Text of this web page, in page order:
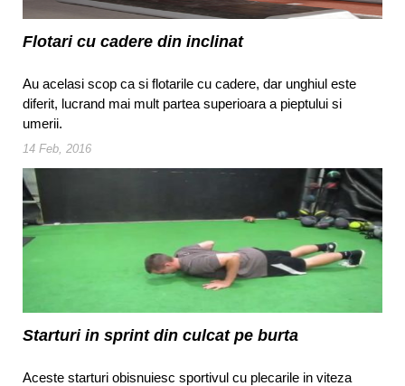
Flotari cu cadere din inclinat
Au acelasi scop ca si flotarile cu cadere, dar unghiul este
diferit, lucrand mai mult partea superioara a pieptului si
umerii.
14 Feb, 2016
Starturi in sprint din culcat pe burta
Aceste starturi obisnuiesc sportivul cu plecarile in viteza